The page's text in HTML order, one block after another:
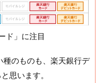
ド」に注目
種のものも、楽天銀行デ
思います。